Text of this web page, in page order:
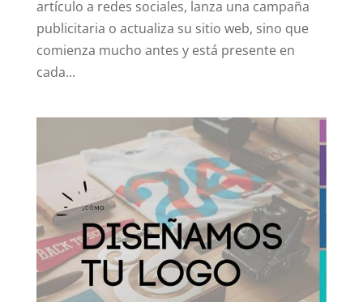
artículo a redes sociales, lanza una campaña
publicitaria o actualiza su sitio web, sino que
comienza mucho antes y está presente en
cada...